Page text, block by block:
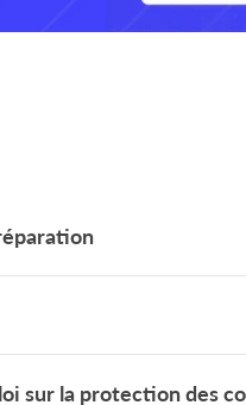
sur la protection des